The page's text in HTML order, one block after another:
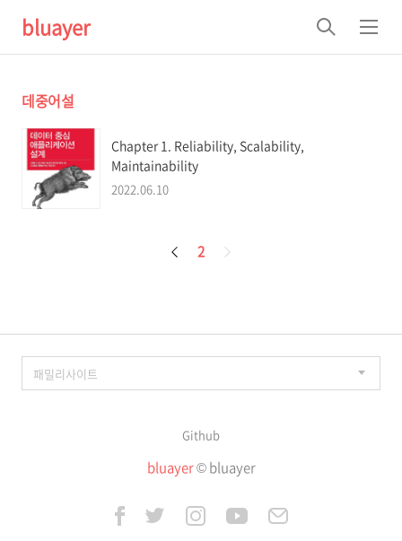
bluayer
검
색
메
뉴
데중어설
Chapter 1. Reliability, Scalability,
Maintainability
2022.06.10
페
2
Github
bluayer© bluayer